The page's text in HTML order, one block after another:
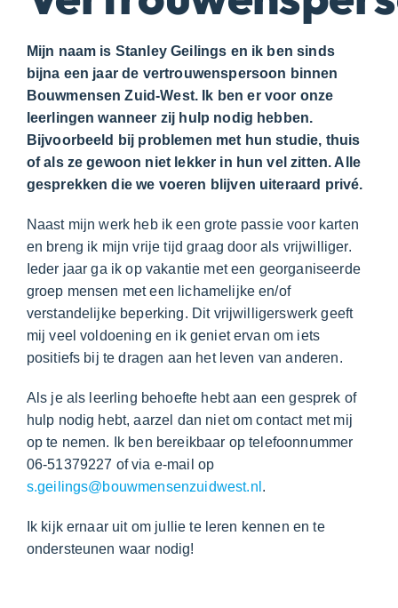
Mijn naam is Stanley Geilings en ik ben sinds
bijna een jaar de vertrouwenspersoon binnen
Bouwmensen Zuid-West. Ik ben er voor onze
leerlingen wanneer zij hulp nodig hebben.
Bijvoorbeeld bij problemen met hun studie, thuis
of als ze gewoon niet lekker in hun vel zitten. Alle
gesprekken die we voeren blijven uiteraard privé.
Naast mijn werk heb ik een grote passie voor karten
en breng ik mijn vrije tijd graag door als vrijwilliger.
Ieder jaar ga ik op vakantie met een georganiseerde
groep mensen met een lichamelijke en/of
verstandelijke beperking. Dit vrijwilligerswerk geeft
mij veel voldoening en ik geniet ervan om iets
positiefs bij te dragen aan het leven van anderen.
Als je als leerling behoefte hebt aan een gesprek of
hulp nodig hebt, aarzel dan niet om contact met mij
op te nemen. Ik ben bereikbaar op telefoonnummer
06-51379227 of via e-mail op
s.geilings@bouwmensenzuidwest.nl .
Ik kijk ernaar uit om jullie te leren kennen en te
ondersteunen waar nodig!